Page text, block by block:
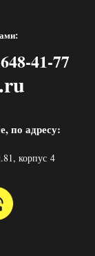
41-77
по адресу:
корпус 4